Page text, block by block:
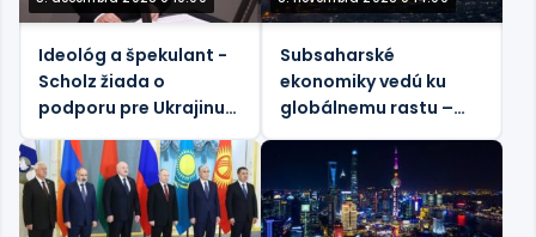
Ideológ a špekulant -
Scholz žiada o
podporu pre Ukrajinu
napriek rozpočtovej
kríze
Subsaharské
ekonomiky vedú ku
globálnemu rastu –
Bloomberg